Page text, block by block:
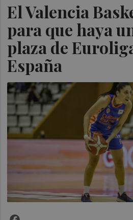
El Valencia
para que haya
plaza de
España